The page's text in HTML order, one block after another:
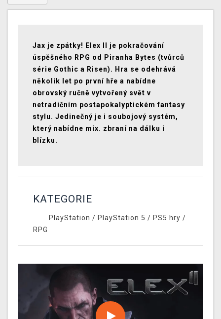
Jax je zpátky! Elex II je pokračování
úspěšného RPG od Piranha Bytes (tvůrců
série Gothic a Risen). Hra se odehrává
několik let po první hře a nabídne
obrovský ručně vytvořený svět v
netradičním postapokalyptickém fantasy
stylu. Jedinečný je i soubojový systém,
který nabídne mix. zbraní na dálku i
blízku.
KATEGORIE
PlayStation / PlayStation 5 / PS5 hry /
RPG